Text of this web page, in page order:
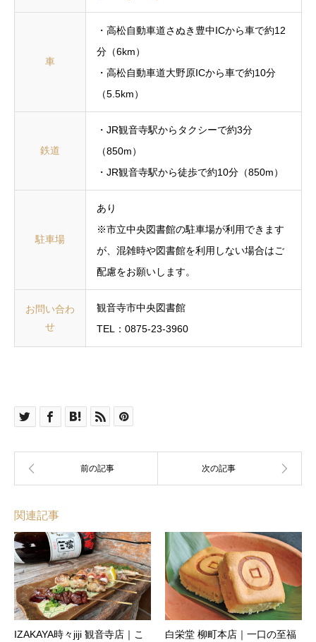
車
・高松自動車道さぬき豊中ICから車で約12
分（6km）
・高松自動車道大野原ICから車で約10分
（5.5km）
鉄道
・JR観音寺駅からタクシーで約3分
（850m）
・JR観音寺駅から徒歩で約10分（850m）
駐車場
あり
※市立中央図書館の駐車場が利用できます
が、混雑時や図書館を利用しない場合はご
配慮をお願いします。
お問い合わ
せ
観音寺市中央図書館
TEL：0875-23-3960
関連記事
IZAKAYA時々jiji 観音寺店｜こ
白栄堂 柳町本店｜一口の至福